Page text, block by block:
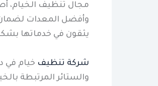
مجال تنظيف الخيام،
وأفضل المعدات لضمان
يثقون في خدماتها
شركة تنظيف خيام في
والستائر المرتبطة